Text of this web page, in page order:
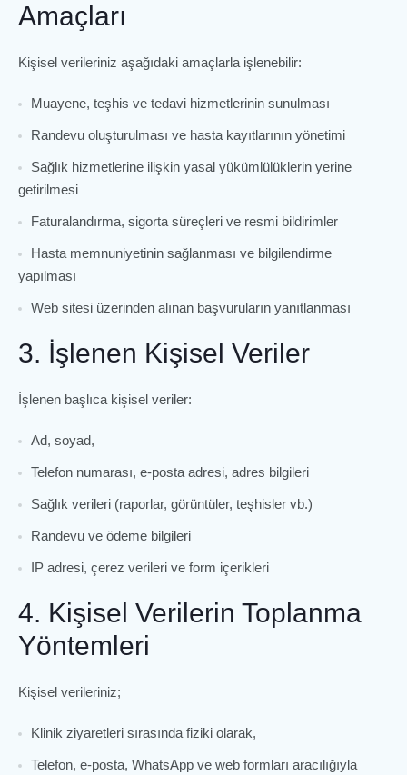
Amaçları
Kişisel verileriniz aşağıdaki amaçlarla işlenebilir:
Muayene, teşhis ve tedavi hizmetlerinin sunulması
Randevu oluşturulması ve hasta kayıtlarının yönetimi
Sağlık hizmetlerine ilişkin yasal yükümlülüklerin yerine
getirilmesi
Faturalandırma, sigorta süreçleri ve resmi bildirimler
Hasta memnuniyetinin sağlanması ve bilgilendirme
yapılması
Web sitesi üzerinden alınan başvuruların yanıtlanması
3. İşlenen Kişisel Veriler
İşlenen başlıca kişisel veriler:
Ad, soyad,
Telefon numarası, e-posta adresi, adres bilgileri
Sağlık verileri (raporlar, görüntüler, teşhisler vb.)
Randevu ve ödeme bilgileri
IP adresi, çerez verileri ve form içerikleri
4. Kişisel Verilerin Toplanma
Yöntemleri
Kişisel verileriniz;
Klinik ziyaretleri sırasında fiziki olarak,
Telefon, e-posta, WhatsApp ve web formları aracılığıyla